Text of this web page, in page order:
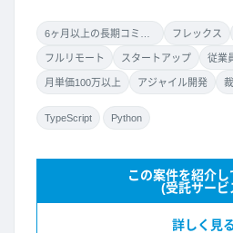
フレックス
フルリモート スタートアップ 従業
月単価100万以上 アジャイル開発
TypeScript Python
詳しく見
この案件を紹介し
(受託サービ